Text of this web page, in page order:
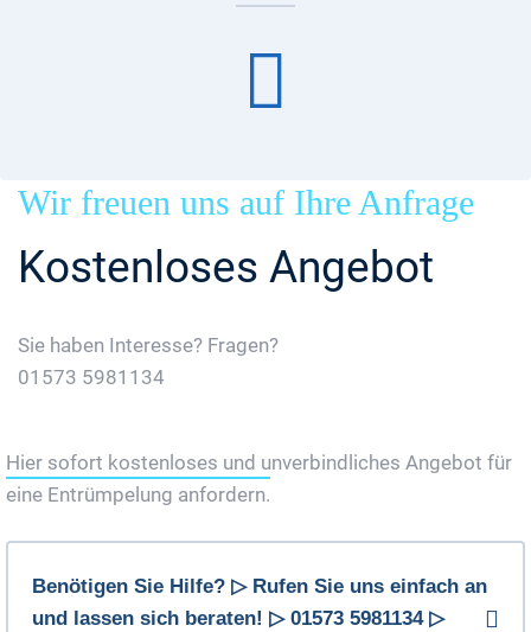
Wir freuen uns auf Ihre Anfrage
Kostenloses Angebot
Sie haben Interesse? Fragen?
01573 5981134
Hier sofort kostenloses und unverbindliches Angebot für
eine Entrümpelung anfordern.
Benötigen Sie Hilfe? ▷ Rufen Sie uns einfach an
und lassen sich beraten! ▷ 01573 5981134 ▷